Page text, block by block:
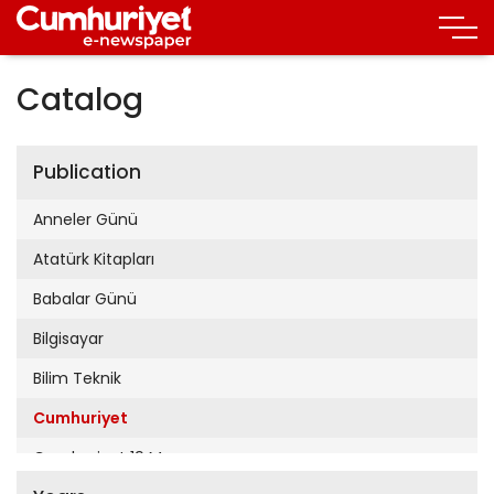
Catalog
Publication
Anneler Günü
Atatürk Kitapları
Babalar Günü
Bilgisayar
Bilim Teknik
Cumhuriyet
Cumhuriyet 19 Mayıs